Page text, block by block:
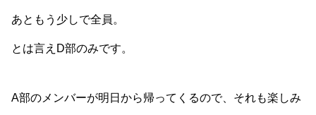
あともう少しで全員。
とは言えD部のみです。
A部のメンバーが明日から帰ってくるので、それも楽しみ